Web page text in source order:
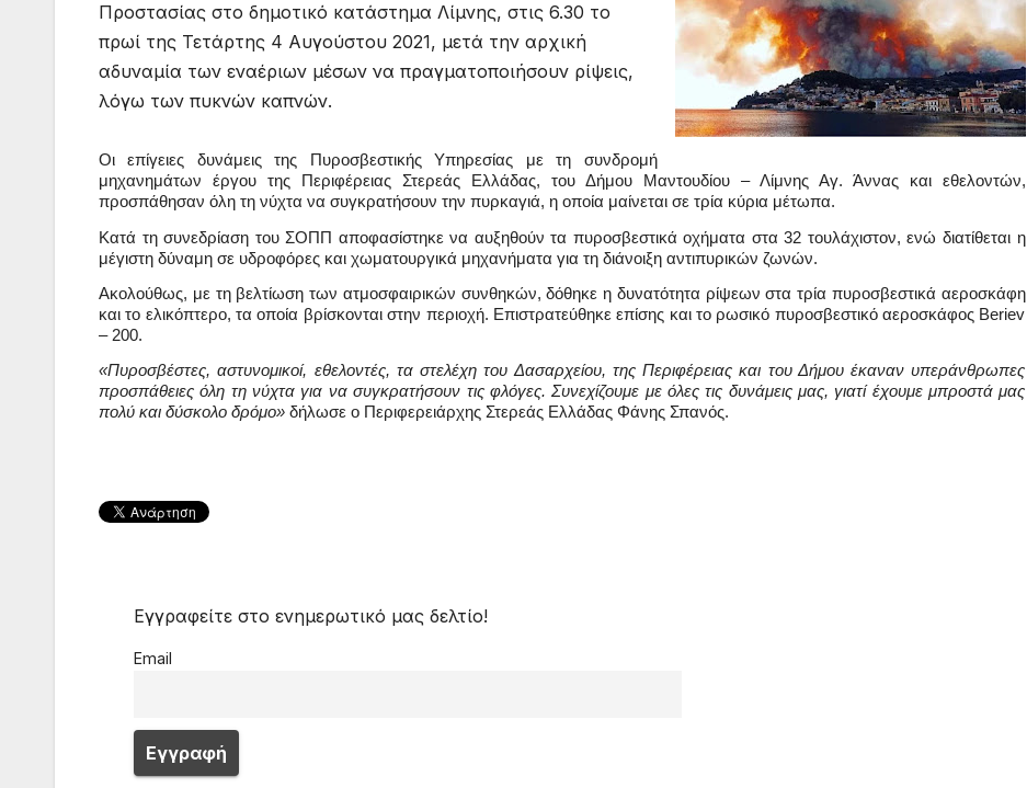
Προστασίας στο δημοτικό κατάστημα Λίμνης, στις 6.30 το
πρωί της Τετάρτης 4 Αυγούστου 2021, μετά την αρχική
αδυναμία των εναέριων μέσων να πραγματοποιήσουν ρίψεις,
λόγω των πυκνών καπνών.
Οι επίγειες δυνάμεις της Πυροσβεστικής Υπηρεσίας με τη συνδρομή
μηχανημάτων έργου της Περιφέρειας Στερεάς Ελλάδας, του Δήμου Μαντουδίου – Λίμνης Αγ. Άννας και εθελοντών,
προσπάθησαν όλη τη νύχτα να συγκρατήσουν την πυρκαγιά, η οποία μαίνεται σε τρία κύρια μέτωπα.
Κατά τη συνεδρίαση του ΣΟΠΠ αποφασίστηκε να αυξηθούν τα πυροσβεστικά οχήματα στα 32 τουλάχιστον, ενώ διατίθεται η
μέγιστη δύναμη σε υδροφόρες και χωματουργικά μηχανήματα για τη διάνοιξη αντιπυρικών ζωνών.
Ακολούθως, με τη βελτίωση των ατμοσφαιρικών συνθηκών, δόθηκε η δυνατότητα ρίψεων στα τρία πυροσβεστικά αεροσκάφη
και το ελικόπτερο, τα οποία βρίσκονται στην περιοχή. Επιστρατεύθηκε επίσης και το ρωσικό πυροσβεστικό αεροσκάφος Beriev
– 200.
«Πυροσβέστες, αστυνομικοί, εθελοντές, τα στελέχη του Δασαρχείου, της Περιφέρειας και του Δήμου έκαναν υπεράνθρωπες
προσπάθειες όλη τη νύχτα για να συγκρατήσουν τις φλόγες. Συνεχίζουμε με όλες τις δυνάμεις μας, γιατί έχουμε μπροστά μας
πολύ και δύσκολο δρόμο» δήλωσε ο Περιφερειάρχης Στερεάς Ελλάδας Φάνης Σπανός.
Εγγραφείτε στο ενημερωτικό μας δελτίο!
Email